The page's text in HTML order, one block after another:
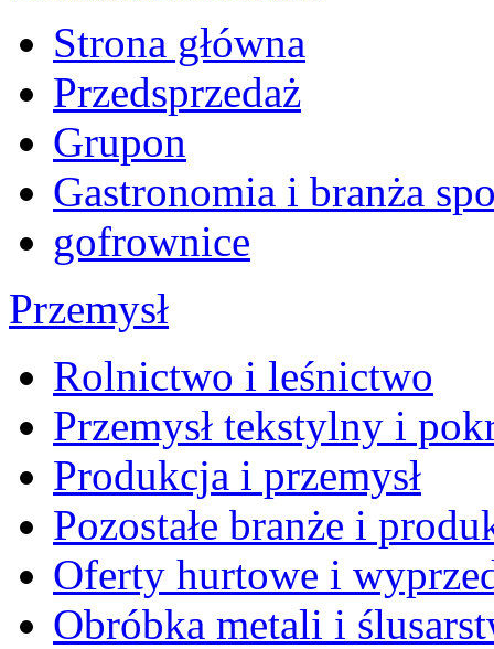
Strona główna
Przedsprzedaż
Grupon
Gastronomia i branża
gofrownice
Przemysł
Rolnictwo i leśnictwo
Przemysł tekstylny i
Produkcja i przemysł
Pozostałe branże i
Oferty hurtowe i
Obróbka metali i